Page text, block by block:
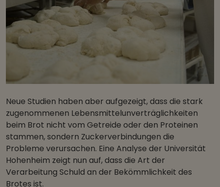
Neue Studien haben aber aufgezeigt, dass die stark
zugenommenen Lebensmittelunverträglichkeiten
beim Brot nicht vom Getreide oder den Proteinen
stammen, sondern Zuckerverbindungen die
Probleme verursachen. Eine Analyse der Universität
Hohenheim zeigt nun auf, dass die Art der
Verarbeitung Schuld an der Bekömmlichkeit des
Brotes ist.